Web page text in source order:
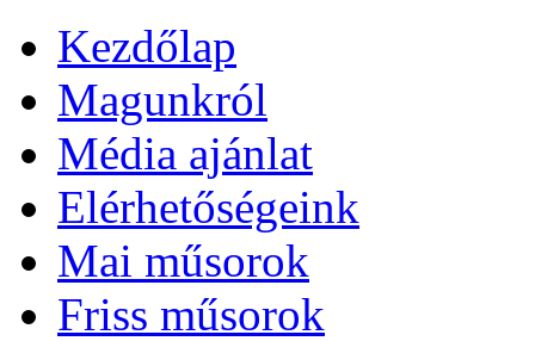
Kezdőlap
Magunkról
Média ajánlat
Elérhetőségeink
Mai műsorok
Friss műsorok